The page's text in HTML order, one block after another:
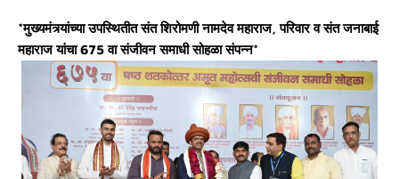
*मुख्यमंत्र्यांच्या उपस्थितीत संत शिरोमणी नामदेव महाराज, परिवार व संत जनाबाई
महाराज यांचा 675 वा संजीवन समाधी सोहळा संपन्न*